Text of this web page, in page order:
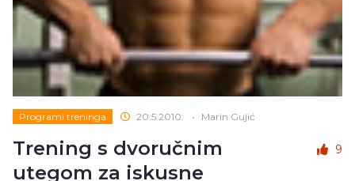
Programi treninga 20.5.2010. • Marin Gujić
Trening s dvoručnim
utegom za iskusne
9